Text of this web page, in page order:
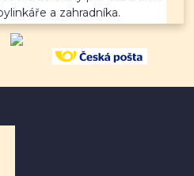
a zahradníka.